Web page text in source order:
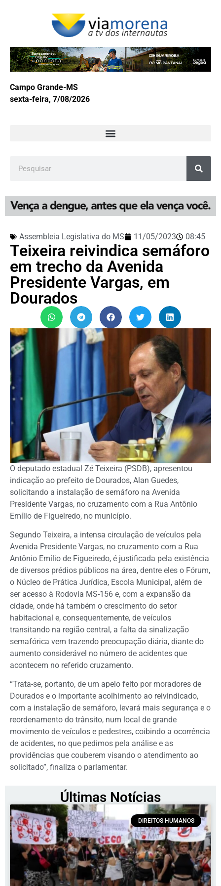
Campo Grande-MS
sexta-feira, 7/08/2026
Assembleia Legislativa do MS 11/05/2023 08:45
Teixeira reivindica semáforo
em trecho da Avenida
Presidente Vargas, em
Dourados
O deputado estadual Zé Teixeira (PSDB), apresentou
indicação ao prefeito de Dourados, Alan Guedes,
solicitando a instalação de semáforo na Avenida
Presidente Vargas, no cruzamento com a Rua Antônio
Emílio de Figueiredo, no município.
Segundo Teixeira, a intensa circulação de veículos pela
Avenida Presidente Vargas, no cruzamento com a Rua
Antônio Emílio de Figueiredo, é justificada pela existência
de diversos prédios públicos na área, dentre eles o Fórum,
o Núcleo de Prática Jurídica, Escola Municipal, além de
ser acesso à Rodovia MS-156 e, com a expansão da
cidade, onde há também o crescimento do setor
habitacional e, consequentemente, de veículos
transitando na região central, a falta da sinalização
semafórica vem trazendo preocupação diária, diante do
aumento considerável no número de acidentes que
acontecem no referido cruzamento.
“Trata-se, portanto, de um apelo feito por moradores de
Dourados e o importante acolhimento ao reivindicado,
com a instalação de semáforo, levará mais segurança e o
reordenamento do trânsito, num local de grande
movimento de veículos e pedestres, coibindo a ocorrência
de acidentes, no que pedimos pela análise e as
providências que couberem visando o atendimento ao
solicitado”, finaliza o parlamentar.
Últimas Notícias
DIREITOS HUMANOS